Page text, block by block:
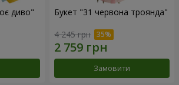
диво" Букет "31 червона троянда"
4 245 грн
Замовити